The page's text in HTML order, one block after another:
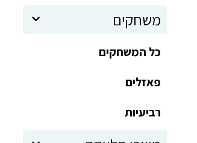
משחקים
כל המשחקים
פאזלים
רביעיות